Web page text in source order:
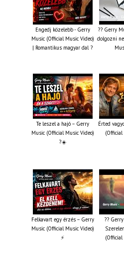
Engedj közelebb - Gerry
Music (Official Music Video)
| Romantikus magyar dal ?
?? Gerry
dolgozni
Te leszel a hajó – Gerry
Music (Official Music Video)
?☀️
Érted
(Official
Felkavart egy érzés – Gerry
Music (Official Music Video)
⚡
??
(Official